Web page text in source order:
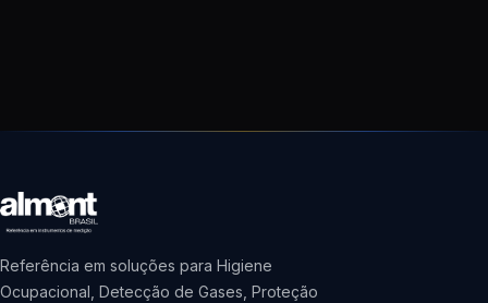
Referência em soluções para Higiene
Ocupacional, Detecção de Gases, Proteção